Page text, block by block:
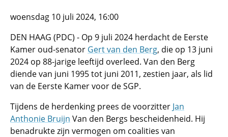
woensdag 10 juli 2024, 16:00
DEN HAAG (PDC) - Op 9 juli 2024 herdacht de Eerste
Kamer oud-senator Gert van den Berg, die op 13 juni
2024 op 88-jarige leeftijd overleed. Van den Berg
diende van juni 1995 tot juni 2011, zestien jaar, als lid
van de Eerste Kamer voor de SGP.
Tijdens de herdenking prees de voorzitter Jan
Anthonie Bruijn Van den Bergs bescheidenheid. Hij
benadrukte zijn vermogen om coalities van